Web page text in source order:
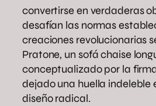
convertirse en verdaderas
desafían las normas
creaciones revolucionarias
Pratone, un sofá chaise
conceptualizado por la
dejado una huella indeleble
diseño radical.